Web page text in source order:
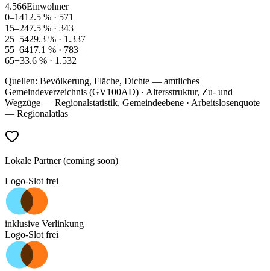
4.566Einwohner
0–1412.5 % · 571
15–247.5 % · 343
25–5429.3 % · 1.337
55–6417.1 % · 783
65+33.6 % · 1.532
Quellen: Bevölkerung, Fläche, Dichte — amtliches
Gemeindeverzeichnis (GV100AD) · Altersstruktur, Zu- und
Wegzüge — Regionalstatistik, Gemeindeebene · Arbeitslosenquote
— Regionalatlas
Lokale Partner (coming soon)
Logo-Slot frei
inklusive Verlinkung
Logo-Slot frei